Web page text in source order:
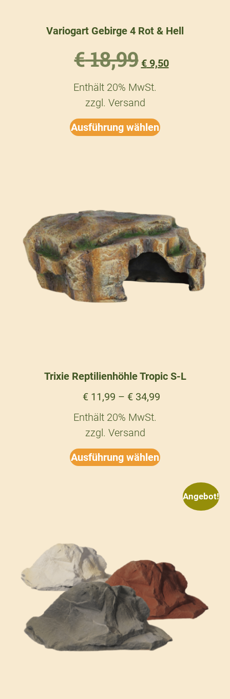
Variogart Gebirge 4 Rot & Hell
€18,99 €9,50
Enthält 20% MwSt.
zzgl. Versand
Ausführung wählen
Trixie Reptilienhöhle Tropic S-L
€ 11,99 – € 34,99
Enthält 20% MwSt.
zzgl. Versand
Ausführung wählen
Angebot!